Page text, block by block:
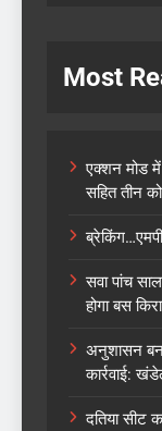
Most
एक्शन मोड
सहित तीन
सवा पांच
होगा बस
अनुशासन
कार्रवाई:
दतिया सीट